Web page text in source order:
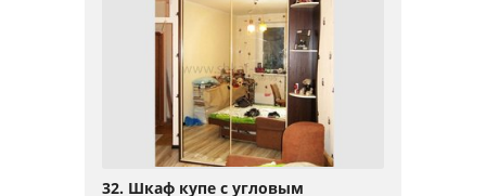
32. Шкаф купе с угловым